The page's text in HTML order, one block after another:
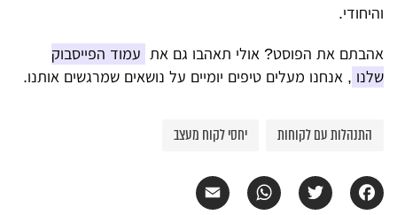
והיחודי.
אהבתם את הפוסט? אולי תאהבו גם את עמוד הפייסבוק
שלנו , אנחנו מעלים טיפים יומיים על נושאים שמרגשים אותנו.
התנהלות עם לקוחות יחסי לקוח מעצב